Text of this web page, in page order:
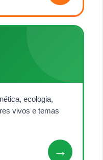
ecologia,
vivos e temas
→